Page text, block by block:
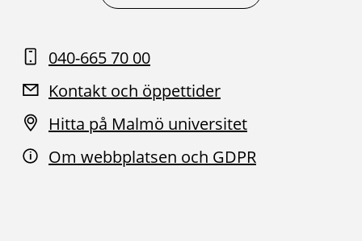
040-665 70 00
Kontakt och öppettider
Hitta på Malmö universitet
Om webbplatsen och GDPR